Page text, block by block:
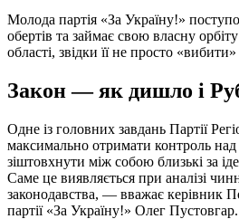
Молода партія «За Україну!»
обертів та займає свою власну
області, звідки її не просто «вибити»
Закон — як дишло і
Одне із головних завдань Партії
максимально отримати контроль
зіштовхнути між собою близькі за
Саме це виявляється при аналізі
законодавства, — вважає керівник
партії «За Україну!» Олег Пустовгар.